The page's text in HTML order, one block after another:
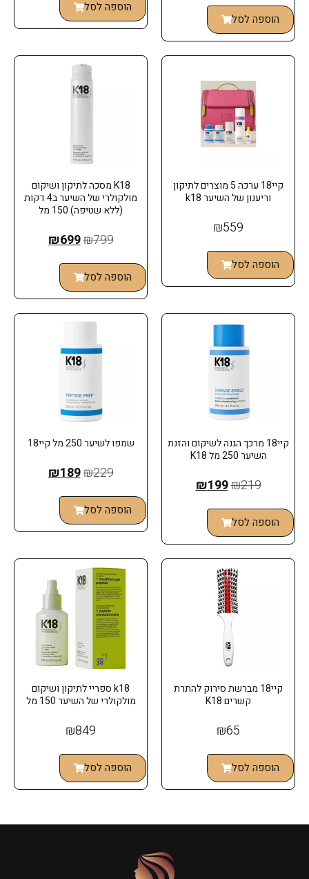
הוספה לסל
הוספה לסל
קיי18 ערכה 5 מוצרים לתיקון
וריענון של השיער k18
₪559
הוספה לסל
K18 מסכה לתיקון ושיקום
מולקולרי של השיער ב4 דקות
(ללא שטיפה) 150 מל
₪799
₪699
הוספה לסל
קיי18 מרכך הגנה לשיקום והזנת
השיער 250 מל K18
₪219
₪199
הוספה לסל
שמפו לשיער 250 מל קיי18
₪229
₪189
הוספה לסל
קיי18 מברשת סירוק להתרת
קשרים K18
₪65
הוספה לסל
k18 ספריי לתיקון ושיקום
מולקולרי של השיער 150 מל
₪849
הוספה לסל